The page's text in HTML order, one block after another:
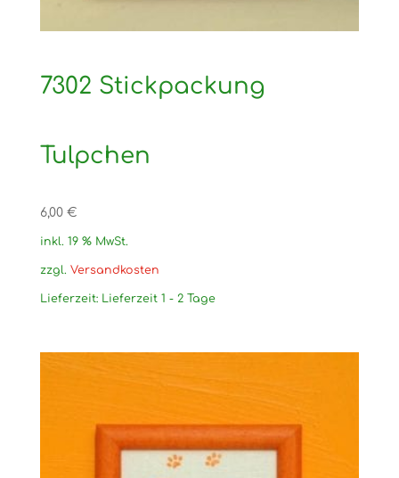
7302 Stickpackung
Tulpchen
6,00 €
inkl. 19 % MwSt.
zzgl. Versandkosten
Lieferzeit: Lieferzeit 1 - 2 Tage